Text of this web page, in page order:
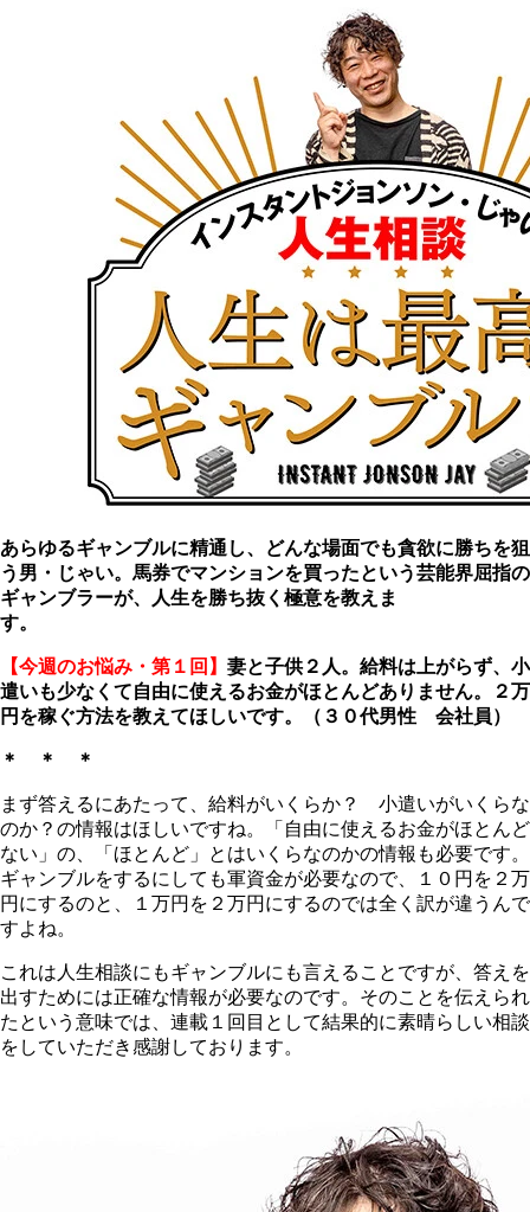
あらゆるギャンブルに精通し、どんな場面でも貪欲に勝ちを狙
う男・じゃい。馬券でマンションを買ったという芸能界屈指の
ギャンブラーが、人生を勝ち抜く極意を教えま
す。
【今週のお悩み・第１回】 妻と子供２人。給料は上がらず、小
遣いも少なくて自由に使えるお金がほとんどありません。２万
円を稼ぐ方法を教えてほしいです。（３０代男性 会社員）
＊ ＊ ＊
まず答えるにあたって、給料がいくらか？ 小遣いがいくらな
のか？の情報はほしいですね。「自由に使えるお金がほとんど
ない」の、「ほとんど」とはいくらなのかの情報も必要です。
ギャンブルをするにしても軍資金が必要なので、１０円を２万
円にするのと、１万円を２万円にするのでは全く訳が違うんで
すよね。
これは人生相談にもギャンブルにも言えることですが、答えを
出すためには正確な情報が必要なのです。そのことを伝えられ
たという意味では、連載１回目として結果的に素晴らしい相談
をしていただき感謝しております。